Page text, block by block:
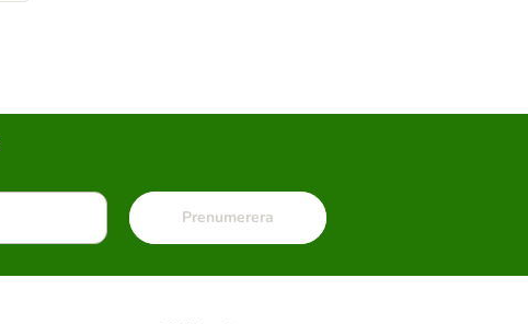
Prenumerera